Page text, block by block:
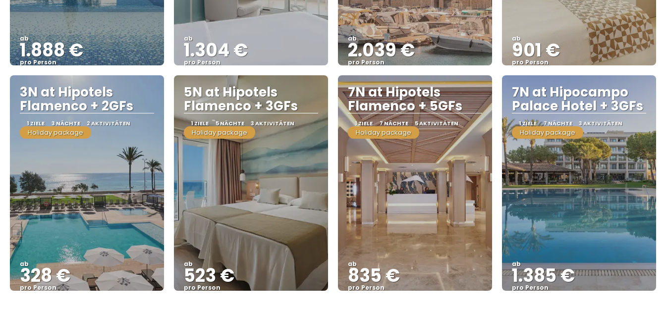
ab
1.888 €
pro Person
Sehen
ab
1.304 €
pro Person
Sehen
ab
2.039 €
pro Person
Sehen
ab
901 €
pro Person
Sehen
3N at Hipotels
Flamenco + 2GFs
1 ZIELE 3 NÄCHTE 2 AKTIVITÄTEN
Holiday package
ab
328 €
pro Person
5N at Hipotels
Flamenco + 3GFs
1 ZIELE 5 NÄCHTE 3 AKTIVITÄTEN
Holiday package
ab
523 €
pro Person
7N at Hipotels
Flamenco + 5GFs
1 ZIELE 7 NÄCHTE 5 AKTIVITÄTEN
Holiday package
ab
835 €
pro Person
7N at Hipocampo
Palace Hotel + 3GFs
1 ZIELE 7 NÄCHTE 3 AKTIVITÄTEN
Holiday package
ab
1.385 €
pro Person